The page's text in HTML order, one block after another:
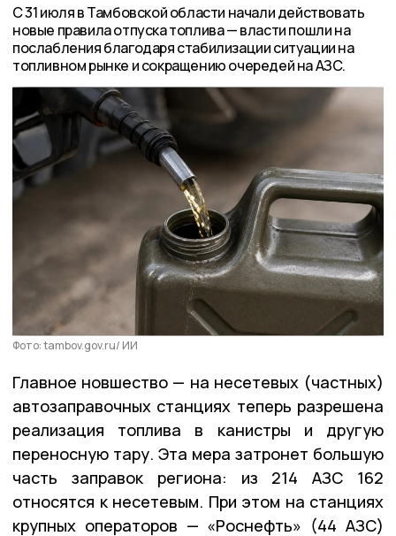
С 31 июля в Тамбовской области начали действовать
новые правила отпуска топлива — власти пошли на
послабления благодаря стабилизации ситуации на
топливном рынке и сокращению очередей на АЗС.
Фото: tambov.gov.ru/ ИИ
Главное новшество — на несетевых (частных)
автозаправочных станциях теперь разрешена
реализация топлива в канистры и другую
переносную тару. Эта мера затронет большую
часть заправок региона: из 214 АЗС 162
относятся к несетевым. При этом на станциях
крупных операторов — «Роснефть» (44 АЗС)